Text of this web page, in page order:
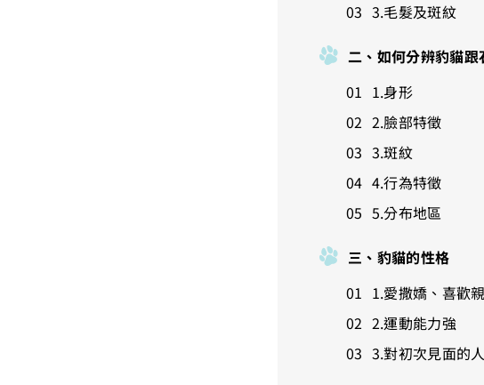
3.毛髮及斑紋
二、如何分辨豹貓跟
1.身形
2.臉部特徵
3.斑紋
4.行為特徵
5.分布地區
三、豹貓的性格
1.愛撒嬌、喜歡
2.運動能力強
3.對初次見面的